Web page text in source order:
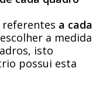
referentes a cada
a medida
isto
possui esta